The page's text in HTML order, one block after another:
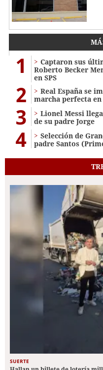
1
Captaron sus
Roberto Becker
en SPS
2
Real España se
marcha perfecta
3
Lionel Messi
de su padre Jorge
4
Selección de
padre Santos
SUERTE